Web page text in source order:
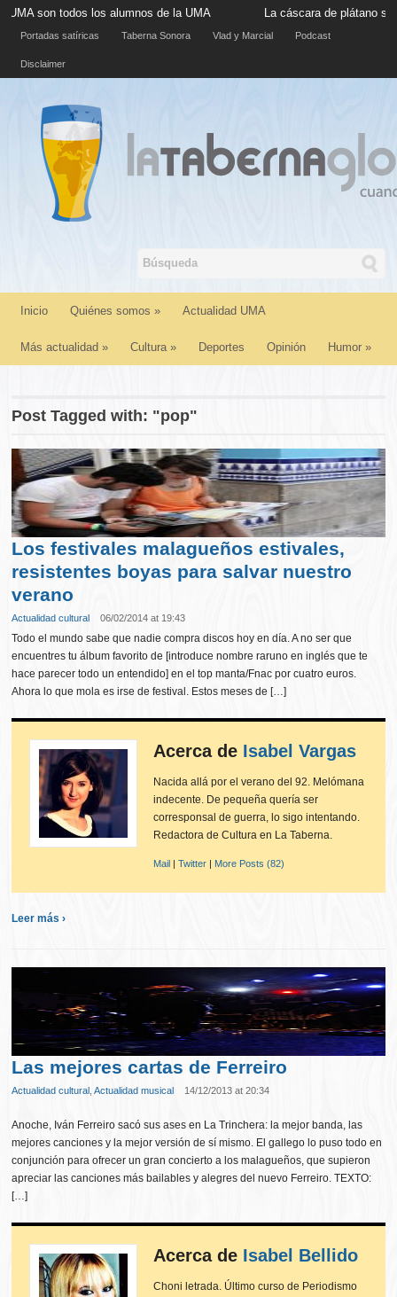
los alumnos de la UMA La cáscara de plátano situada en
Portadas satíricas Taberna Sonora Vlad y Marcial Podcast
Disclaimer
Inicio Quiénes somos » Actualidad UMA
Más actualidad » Cultura» Deportes Opinión Humor »
Post Tagged with: "pop"
Los festivales malagueños estivales,
resistentes boyas para salvar nuestro
verano
Actualidad cultural 06/02/2014 at 19:43
Todo el mundo sabe que nadie compra discos hoy en día. A no ser que
encuentres tu álbum favorito de [introduce nombre raruno en inglés que te
hace parecer todo un entendido] en el top manta/Fnac por cuatro euros.
Ahora lo que mola es irse de festival. Estos meses de […]
Acerca de Isabel Vargas
Nacida allá por el verano del 92. Melómana
indecente. De pequeña quería ser
corresponsal de guerra, lo sigo intentando.
Redactora de Cultura en La Taberna.
Mail |Twitter | More Posts (82)
Leer más ›
Las mejores cartas de Ferreiro
Actualidad cultural ,Actualidad musical 14/12/2013 at 20:34
Anoche, Iván Ferreiro sacó sus ases en La Trinchera: la mejor banda, las
mejores canciones y la mejor versión de sí mismo. El gallego lo puso todo en
conjunción para ofrecer un gran concierto a los malagueños, que supieron
apreciar las canciones más bailables y alegres del nuevo Ferreiro. TEXTO:
[…]
Acerca de Isabel Bellido
Choni letrada. Último curso de Periodismo